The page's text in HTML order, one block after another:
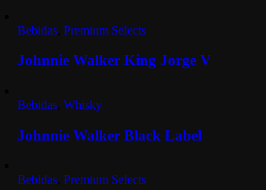
Bebidas Premium Selects
Johnnie Walker King Jorge V
Bebidas Whisky
Johnnie Walker Black Label
Bebidas Premium Selects